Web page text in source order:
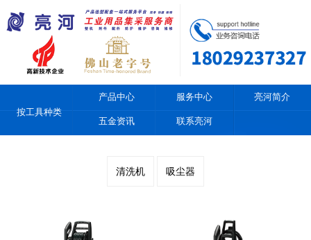
按工具种类
产品中心 服务中心 亮河简介
五金资讯 联系亮河
清洗机 吸尘器